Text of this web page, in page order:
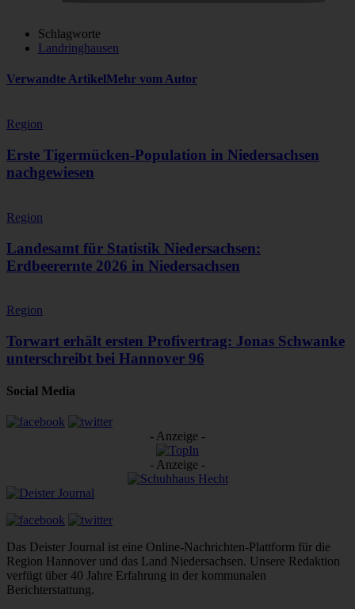
Schlagworte
Landringhausen
Verwandte ArtikelMehr vom Autor
Region
Erste Tigermücken-Population in Niedersachsen
nachgewiesen
Region
Landesamt für Statistik Niedersachsen:
Erdbeerernte 2026 in Niedersachsen
Region
Torwart erhält ersten Profivertrag: Jonas Schwanke
unterschreibt bei Hannover 96
Social Media
- Anzeige -
- Anzeige -
Das Deister Journal ist eine Online-Nachrichten-Plattform für die
Region Hannover und das Land Niedersachsen. Unsere Redaktion
verfügt über 40 Jahre Erfahrung in der kommunalen
Berichterstattung.